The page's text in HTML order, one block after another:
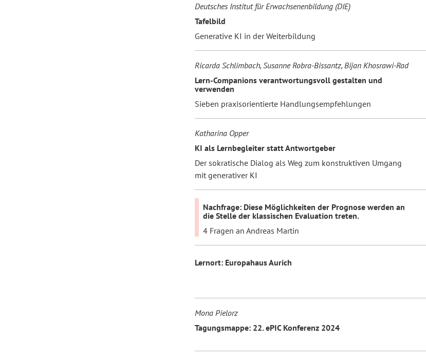
Deutsches Institut für Erwachsenenbildung (DIE)
Tafelbild
Generative KI in der Weiterbildung
Ricarda Schlimbach, Susanne Robra-Bissantz, Bijan Khosrawi-Rad
Lern-Companions verantwortungsvoll gestalten und
verwenden
Sieben praxisorientierte Handlungsempfehlungen
Katharina Opper
KI als Lernbegleiter statt Antwortgeber
Der sokratische Dialog als Weg zum konstruktiven Umgang
mit generativer KI
Nachfrage: Diese Möglichkeiten der Prognose werden an
die Stelle der klassischen Evaluation treten.
4 Fragen an Andreas Martin
Lernort: Europahaus Aurich
Mona Pielorz
Tagungsmappe: 22. ePIC Konferenz 2024